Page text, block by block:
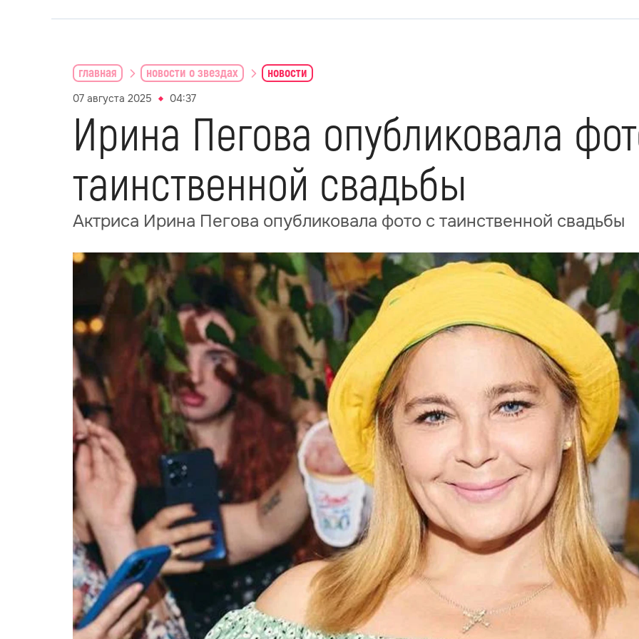
главная новости о звездах новости
07 августа 2025 04:37
Ирина Пегова опубликовала
таинственной свадьбы
Актриса Ирина Пегова опубликовала фото с таинственной свадьбы